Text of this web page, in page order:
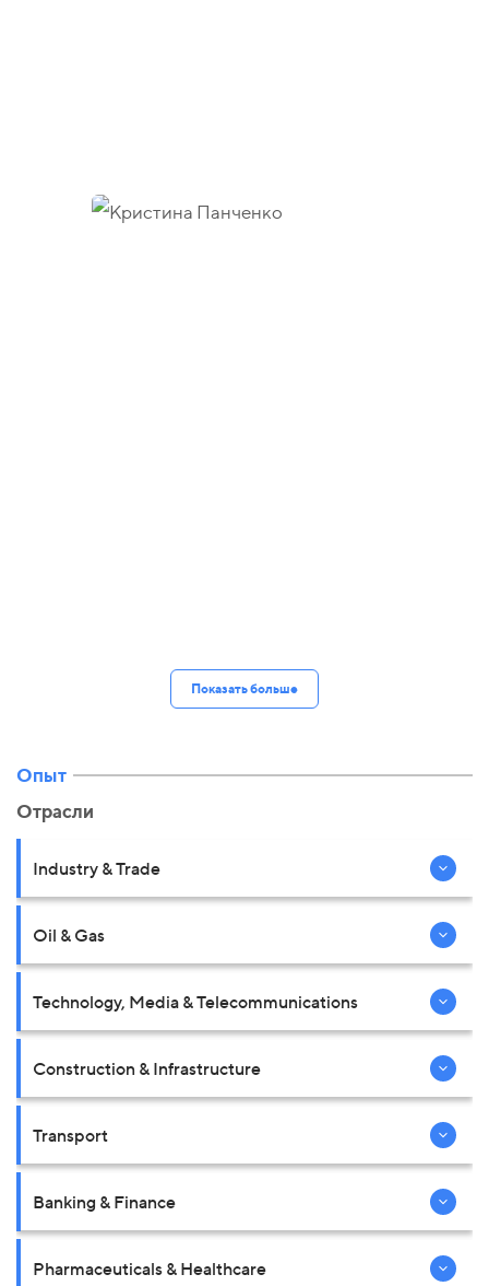
Показать больше
Опыт
Отрасли
Industry & Trade
Oil & Gas
Technology, Media & Telecommunications
Construction & Infrastructure
Transport
Banking & Finance
Pharmaceuticals & Healthcare